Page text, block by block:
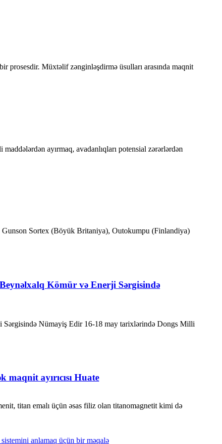
Müxtəlif zənginləşdirmə üsulları arasında maqnit
ayırmaq, avadanlıqları potensial zərərlərdən
Gunson Sortex (Böyük Britaniya), Outokumpu (Finlandiya)
Kömür və Enerji Sərgisində
Nümayiş Edir 16-18 may tarixlərində Dongs Milli
ayırıcısı Huate
titan emalı üçün əsas filiz olan titanomagnetit kimi də